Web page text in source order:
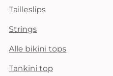
Tailleslips
Strings
Alle bikini tops
Tankini top